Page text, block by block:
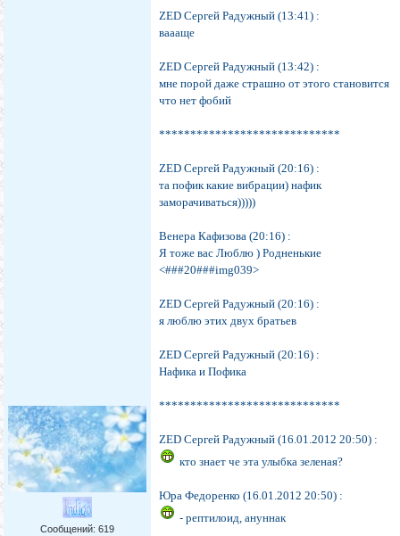
Сообщений:619
ZED Сергей Радужный (13:41) :
ваааще
ZED Сергей Радужный (13:42) :
мне порой даже страшно от этого становится
что нет фобий
*****************************
ZED Сергей Радужный (20:16) :
та пофик какие вибрации) нафик
заморачиваться)))))
Венера Кафизова (20:16) :
Я тоже вас Люблю ) Родненькие
<###20###img039>
ZED Сергей Радужный (20:16) :
я люблю этих двух братьев
ZED Сергей Радужный (20:16) :
Нафика и Пофика
*****************************
ZED Сергей Радужный (16.01.2012 20:50) :
кто знает че эта улыбка зеленая?
Юра Федоренко (16.01.2012 20:50) :
- рептилоид, ануннак